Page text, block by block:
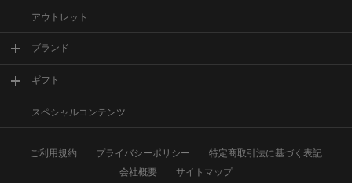
アウトレット
ブランド
ギフト
スペシャルコンテンツ
ご利用規約 プライバシーポリシー
特定商取引法に基づく表記
会社概要
サイトマップ